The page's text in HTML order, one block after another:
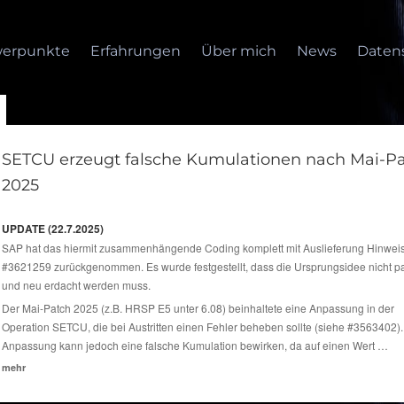
Erfahrungen Über mich News
SETCU erzeugt falsche Kumulationen nach Mai-
2025
UPDATE (22.7.2025)
SAP hat das hiermit zusammenhängende Coding komplett mit Auslieferung
#3621259 zurückgenommen. Es wurde festgestellt, dass die Ursprungsidee nicht
und neu erdacht werden muss.
Der Mai-Patch 2025 (z.B. HRSP E5 unter 6.08) beinhaltete eine Anpassung in der
Operation SETCU, die bei Austritten einen Fehler beheben sollte (siehe
Anpassung kann jedoch eine falsche Kumulation bewirken, da auf einen Wert …
mehr